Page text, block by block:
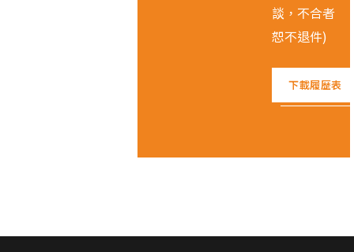
談，不合者
恕不退件)
下載履歷表